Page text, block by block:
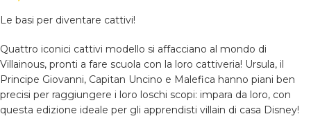
Le basi per diventare cattivi!
Quattro iconici cattivi modello si affacciano al mondo di
Villainous, pronti a fare scuola con la loro cattiveria! Ursula, il
Principe Giovanni, Capitan Uncino e Malefica hanno piani ben
precisi per raggiungere i loro loschi scopi: impara da loro, con
questa edizione ideale per gli apprendisti villain di casa Disney!